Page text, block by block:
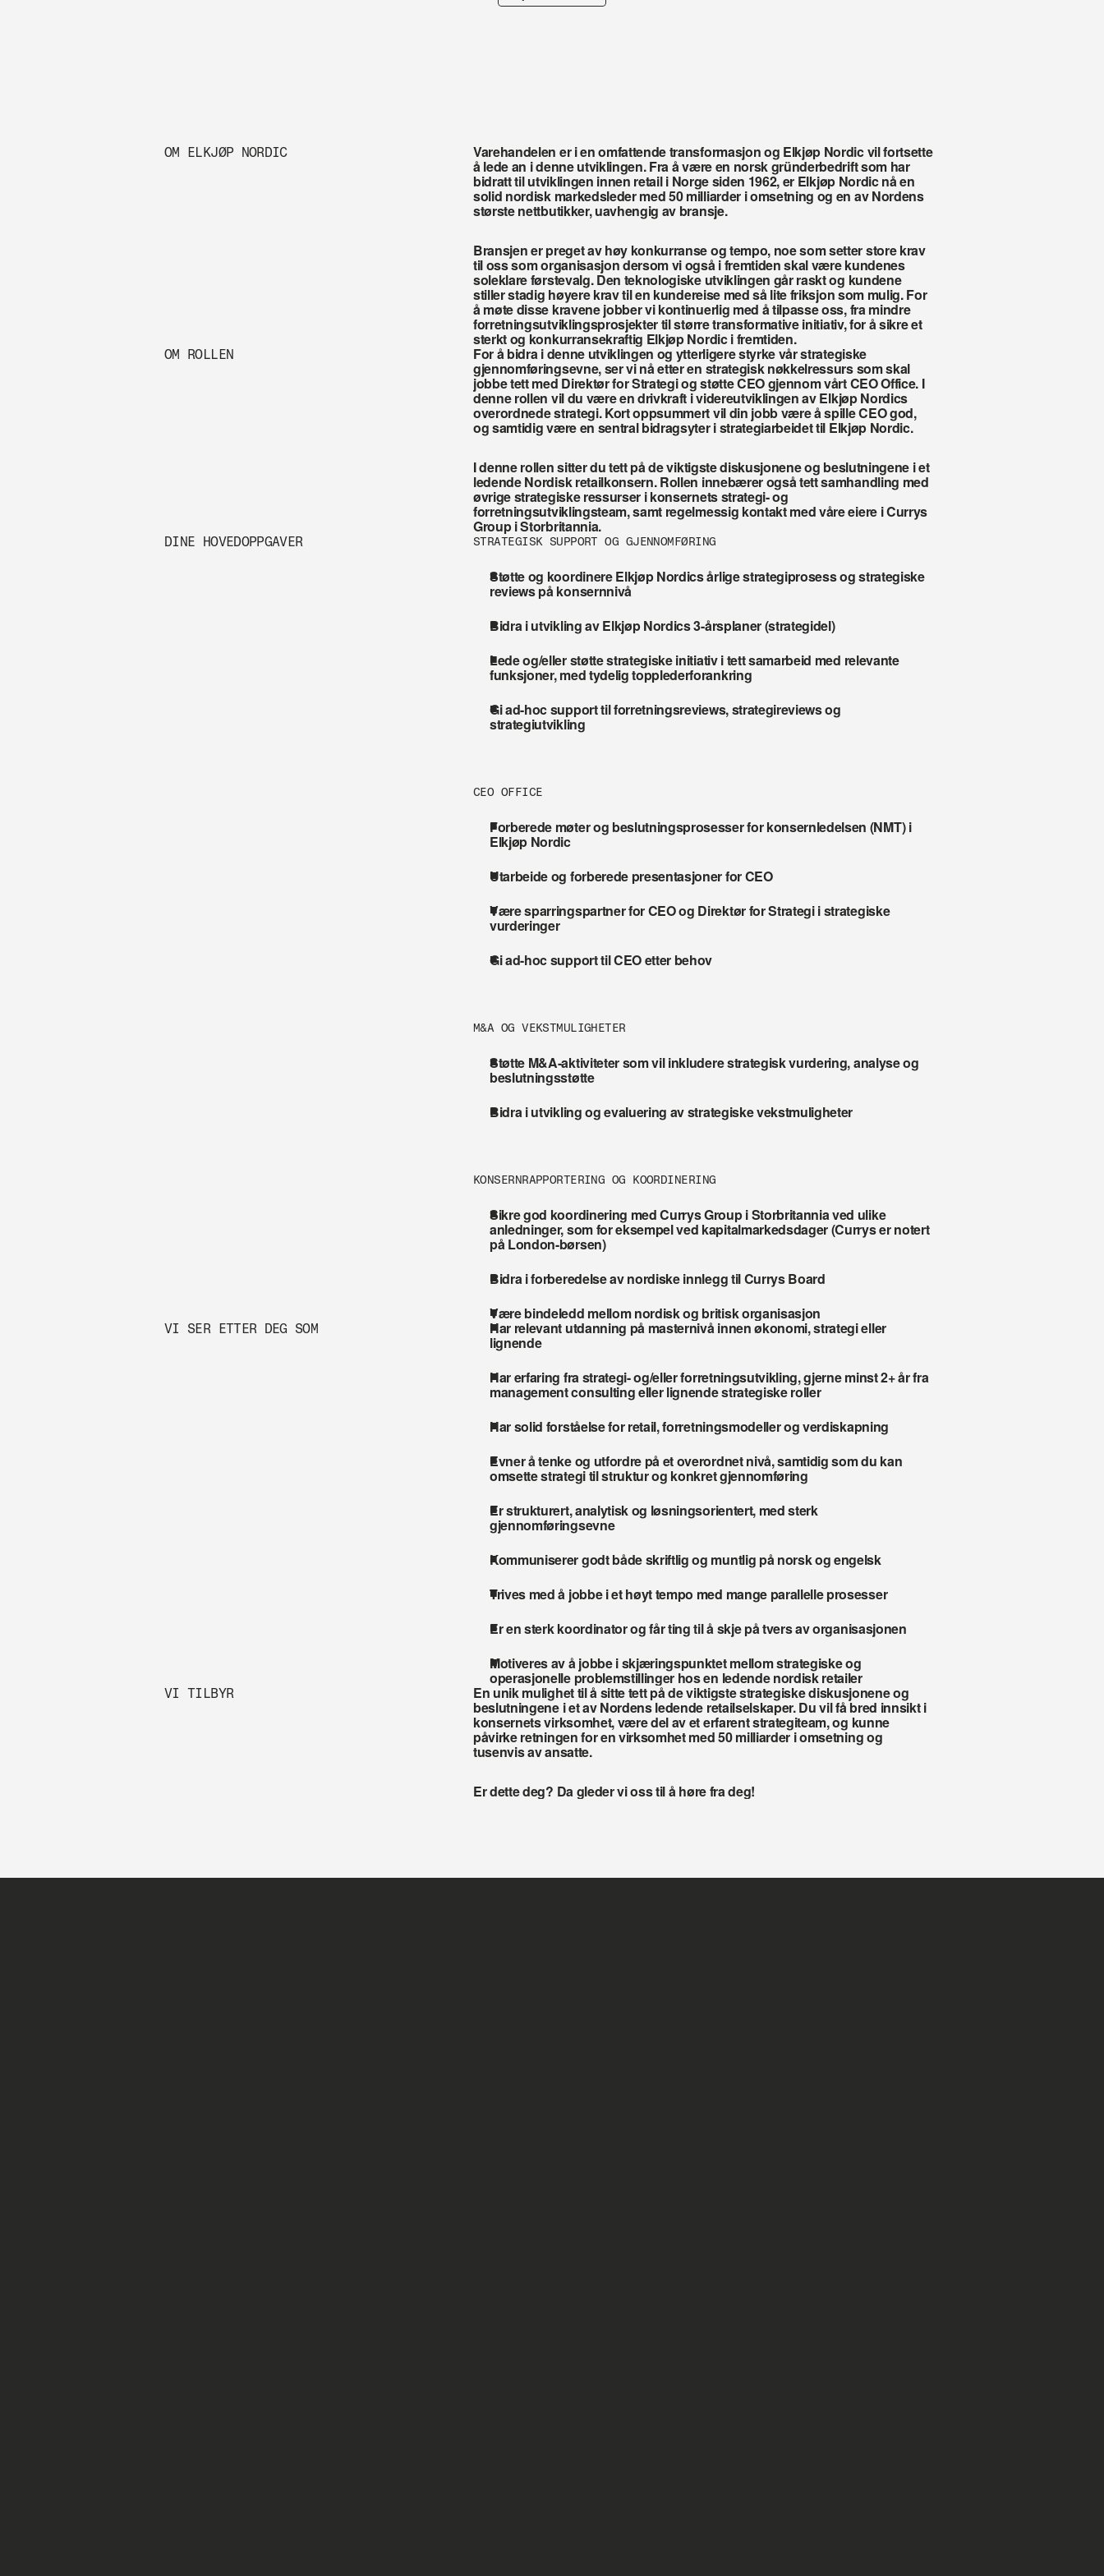
OM ELKJØP NORDIC Varehandelen er i en omfattende transformasjon og Elkjøp Nordic vil fortsette
å lede an i denne utviklingen. Fra å være en norsk gründerbedrift som har
bidratt til utviklingen innen retail i Norge siden 1962, er Elkjøp Nordic nå en
solid nordisk markedsleder med 50 milliarder i omsetning og en av Nordens
største nettbutikker, uavhengig av bransje.
Bransjen er preget av høy konkurranse og tempo, noe som setter store krav
til oss som organisasjon dersom vi også i fremtiden skal være kundenes
soleklare førstevalg. Den teknologiske utviklingen går raskt og kundene
stiller stadig høyere krav til en kundereise med så lite friksjon som mulig. For
å møte disse kravene jobber vi kontinuerlig med å tilpasse oss, fra mindre
forretningsutviklingsprosjekter til større transformative initiativ, for å sikre et
sterkt og konkurransekraftig Elkjøp Nordic i fremtiden.
OM ROLLEN For å bidra i denne utviklingen og ytterligere styrke vår strategiske
gjennomføringsevne, ser vi nå etter en strategisk nøkkelressurs som skal
jobbe tett med Direktør for Strategi og støtte CEO gjennom vårt CEO Office. I
denne rollen vil du være en drivkraft i videreutviklingen av Elkjøp Nordics
overordnede strategi. Kort oppsummert vil din jobb være å spille CEO god,
og samtidig være en sentral bidragsyter i strategiarbeidet til Elkjøp Nordic.
I denne rollen sitter du tett på de viktigste diskusjonene og beslutningene i et
ledende Nordisk retailkonsern. Rollen innebærer også tett samhandling med
øvrige strategiske ressurser i konsernets strategi- og
forretningsutviklingsteam, samt regelmessig kontakt med våre eiere i Currys
Group i Storbritannia.
DINE HOVEDOPPGAVER STRATEGISK SUPPORT OG GJENNOMFØRING
Støtte og koordinere Elkjøp Nordics årlige strategiprosess og strategiske
reviews på konsernnivå
Bidra i utvikling av Elkjøp Nordics 3-årsplaner (strategidel)
Lede og/eller støtte strategiske initiativ i tett samarbeid med relevante
funksjoner, med tydelig topplederforankring
Gi ad-hoc support til forretningsreviews, strategireviews og
strategiutvikling
CEO OFFICE
Forberede møter og beslutningsprosesser for konsernledelsen (NMT) i
Elkjøp Nordic
Utarbeide og forberede presentasjoner for CEO
Være sparringspartner for CEO og Direktør for Strategi i strategiske
vurderinger
Gi ad-hoc support til CEO etter behov
M&A OG VEKSTMULIGHETER
Støtte M&A-aktiviteter som vil inkludere strategisk vurdering, analyse og
beslutningsstøtte
Bidra i utvikling og evaluering av strategiske vekstmuligheter
KONSERNRAPPORTERING OG KOORDINERING
Sikre god koordinering med Currys Group i Storbritannia ved ulike
anledninger, som for eksempel ved kapitalmarkedsdager (Currys er notert
på London-børsen)
Bidra i forberedelse av nordiske innlegg til Currys Board
Være bindeledd mellom nordisk og britisk organisasjon
VI SER ETTER DEG SOM Har relevant utdanning på masternivå innen økonomi, strategi eller
lignende
Har erfaring fra strategi- og/eller forretningsutvikling, gjerne minst 2+ år fra
management consulting eller lignende strategiske roller
Har solid forståelse for retail, forretningsmodeller og verdiskapning
Evner å tenke og utfordre på et overordnet nivå, samtidig som du kan
omsette strategi til struktur og konkret gjennomføring
Er strukturert, analytisk og løsningsorientert, med sterk
gjennomføringsevne
Kommuniserer godt både skriftlig og muntlig på norsk og engelsk
Trives med å jobbe i et høyt tempo med mange parallelle prosesser
Er en sterk koordinator og får ting til å skje på tvers av organisasjonen
Motiveres av å jobbe i skjæringspunktet mellom strategiske og
operasjonelle problemstillinger hos en ledende nordisk retailer
VI TILBYR En unik mulighet til å sitte tett på de viktigste strategiske diskusjonene og
beslutningene i et av Nordens ledende retailselskaper. Du vil få bred innsikt i
konsernets virksomhet, være del av et erfarent strategiteam, og kunne
påvirke retningen for en virksomhet med 50 milliarder i omsetning og
tusenvis av ansatte.
Er dette deg? Da gleder vi oss til å høre fra deg!